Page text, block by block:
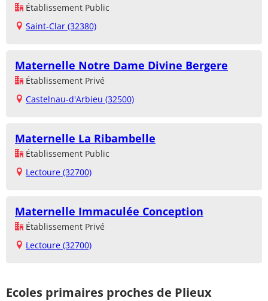
Établissement Public
Saint-Clar (32380)
Maternelle Notre Dame Divine Bergere
Établissement Privé
Castelnau-d'Arbieu (32500)
Maternelle La Ribambelle
Établissement Public
Lectoure (32700)
Maternelle Immaculée Conception
Établissement Privé
Lectoure (32700)
Ecoles primaires proches de Plieux